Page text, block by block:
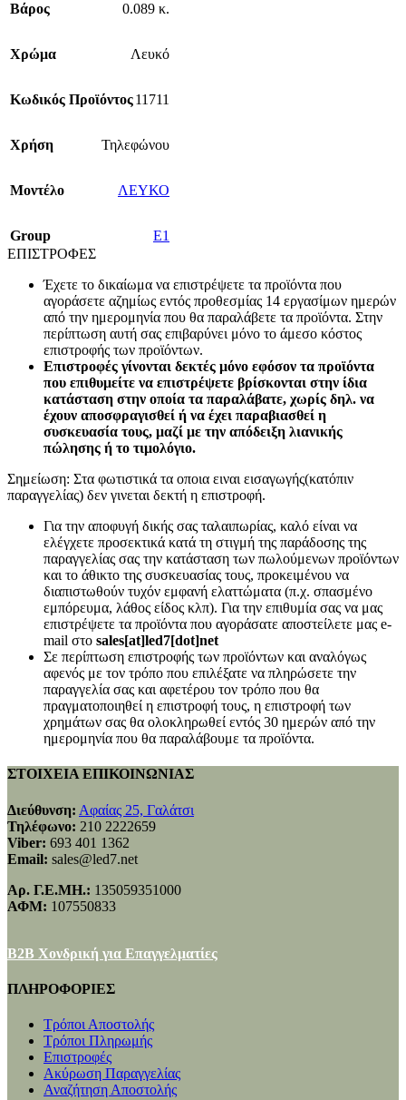
Βάρος
0.089 κ.
Χρώμα Λευκό
Κωδικός Προϊόντος11711
Χρήση Τηλεφώνου
Mοντέλο ΛΕΥΚΟ
Group
E1
ΕΠΙΣΤΡΟΦΕΣ
Έχετε το δικαίωμα να επιστρέψετε τα προϊόντα που
αγοράσετε αζημίως εντός προθεσμίας 14 εργασίμων ημερών
από την ημερομηνία που θα παραλάβετε τα προϊόντα. Στην
περίπτωση αυτή σας επιβαρύνει μόνο το άμεσο κόστος
επιστροφής των προϊόντων.
Επιστροφές γίνονται δεκτές μόνο εφόσον τα προϊόντα
που επιθυμείτε να επιστρέψετε βρίσκονται στην ίδια
κατάσταση στην οποία τα παραλάβατε, χωρίς δηλ. να
έχουν αποσφραγισθεί ή να έχει παραβιασθεί η
συσκευασία τους, μαζί με την απόδειξη λιανικής
πώλησης ή το τιμολόγιο.
Σημείωση: Στα φωτιστικά τα οποια ειναι εισαγωγής(κατόπιν
παραγγελίας) δεν γινεται δεκτή η επιστροφή.
Για την αποφυγή δικής σας ταλαιπωρίας, καλό είναι να
ελέγχετε προσεκτικά κατά τη στιγμή της παράδοσης της
παραγγελίας σας την κατάσταση των πωλούμενων προϊόντων
και το άθικτο της συσκευασίας τους, προκειμένου να
διαπιστωθούν τυχόν εμφανή ελαττώματα (π.χ. σπασμένο
εμπόρευμα, λάθος είδος κλπ). Για την επιθυμία σας να μας
επιστρέψετε τα προϊόντα που αγοράσατε αποστείλετε μας e-
mail στο sales[at]led7[dot]net
Σε περίπτωση επιστροφής των προϊόντων και αναλόγως
αφενός με τον τρόπο που επιλέξατε να πληρώσετε την
παραγγελία σας και αφετέρου τον τρόπο που θα
πραγματοποιηθεί η επιστροφή τους, η επιστροφή των
χρημάτων σας θα ολοκληρωθεί εντός 30 ημερών από την
ημερομηνία που θα παραλάβουμε τα προϊόντα.
ΣΤΟΙΧΕΙΑ ΕΠΙΚΟΙΝΩΝΙΑΣ
Διεύθυνση: Αφαίας 25, Γαλάτσι
Τηλέφωνο: 210 2222659
Viber: 693 401 1362
Email: sales@led7.net
Αρ. Γ.Ε.ΜΗ.: 135059351000
ΑΦΜ: 107550833
B2B Χονδρική για Επαγγελματίες
ΠΛΗΡΟΦΟΡΙΕΣ
Τρόποι Αποστολής
Τρόποι Πληρωμής
Επιστροφές
Ακύρωση Παραγγελίας
Αναζήτηση Αποστολής